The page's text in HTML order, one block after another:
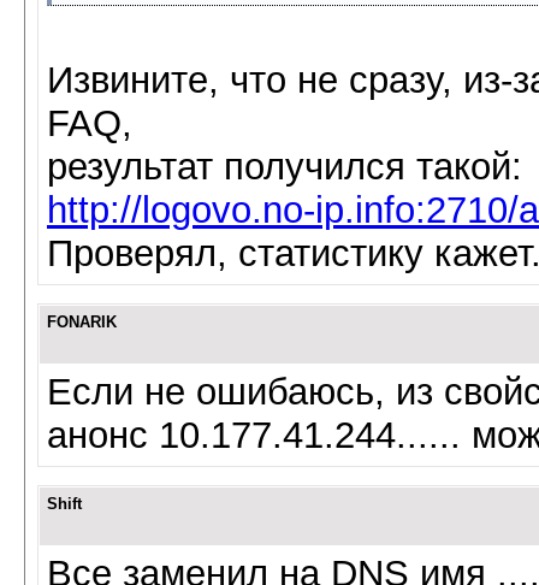
Извините, что не сразу,
FAQ,
результат получился такой:
http://logovo.no-ip.info:2710/
Проверял, статистику
FONARIK
Если не ошибаюсь, из
анонс 10.177.41.244......
Shift
Все заменил на DNS имя